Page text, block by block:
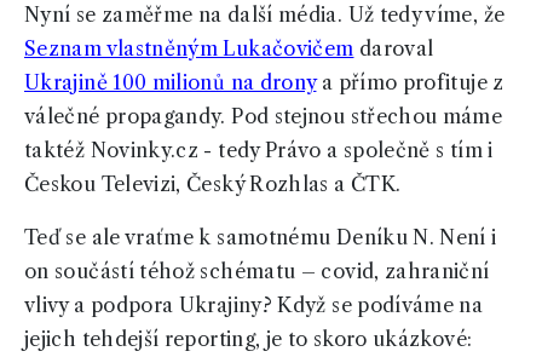
Nyní se zaměřme na další média. Už tedy víme, že
Seznam vlastněným Lukačovičem daroval
Ukrajině 100 milionů na dronya přímo profituje z
válečné propagandy. Pod stejnou střechou máme
taktéž Novinky.cz - tedy Právo a společně s tím i
Českou Televizi, Český Rozhlas a ČTK.
Teď se ale vraťme k samotnému Deníku N. Není i
on součástí téhož schématu – covid, zahraniční
vlivy a podpora Ukrajiny? Když se podíváme na
jejich tehdejší reporting, je to skoro ukázkové: